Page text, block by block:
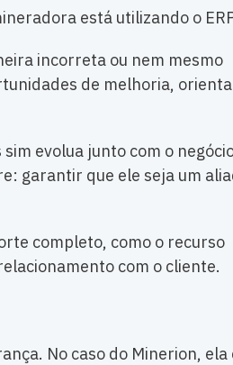
está utilizando o
incorreta ou nem mesmo
de melhoria,
evolua junto com o
garantir que ele seja um
completo, como o recurso
com o cliente.
No caso do Minerion, ela